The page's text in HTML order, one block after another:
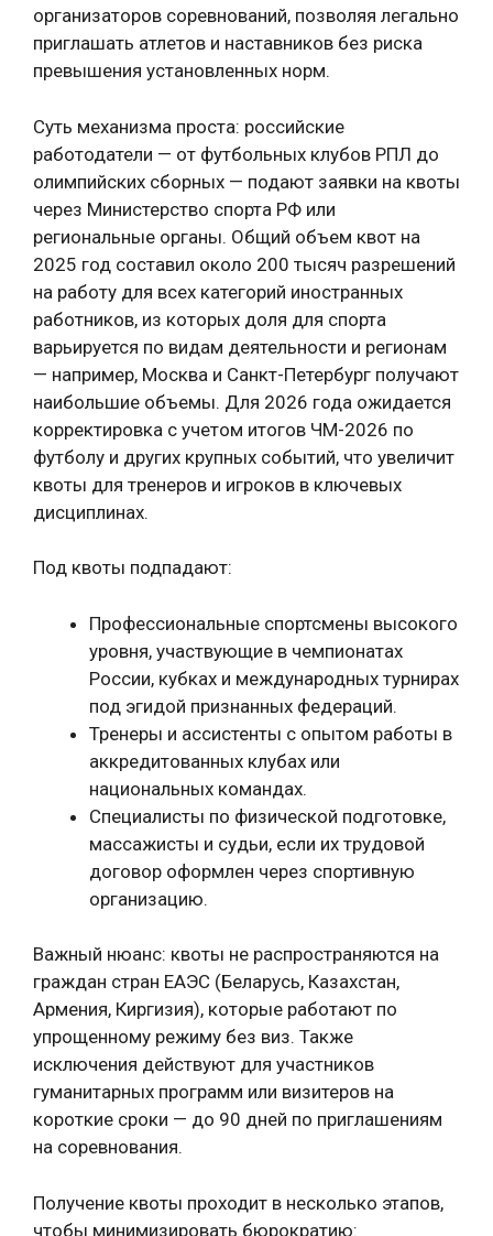
организаторов соревнований, позволяя легально
приглашать атлетов и наставников без риска
превышения установленных норм.
Суть механизма проста: российские
работодатели — от футбольных клубов РПЛ до
олимпийских сборных — подают заявки на квоты
через Министерство спорта РФ или
региональные органы. Общий объем квот на
2025 год составил около 200 тысяч разрешений
на работу для всех категорий иностранных
работников, из которых доля для спорта
варьируется по видам деятельности и регионам
— например, Москва и Санкт-Петербург получают
наибольшие объемы. Для 2026 года ожидается
корректировка с учетом итогов ЧМ-2026 по
футболу и других крупных событий, что увеличит
квоты для тренеров и игроков в ключевых
дисциплинах.
Под квоты подпадают:
Профессиональные спортсмены высокого
уровня, участвующие в чемпионатах
России, кубках и международных турнирах
под эгидой признанных федераций.
Тренеры и ассистенты с опытом работы в
аккредитованных клубах или
национальных командах.
Специалисты по физической подготовке,
массажисты и судьи, если их трудовой
договор оформлен через спортивную
организацию.
Важный нюанс: квоты не распространяются на
граждан стран ЕАЭС (Беларусь, Казахстан,
Армения, Киргизия), которые работают по
упрощенному режиму без виз. Также
исключения действуют для участников
гуманитарных программ или визитеров на
короткие сроки — до 90 дней по приглашениям
на соревнования.
Получение квоты проходит в несколько этапов,
чтобы минимизировать бюрократию: